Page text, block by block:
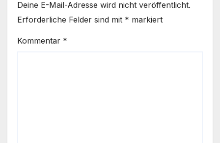
Deine E-Mail-Adresse wird nicht veröffentlicht.
Erforderliche Felder sind mit * markiert
Kommentar *